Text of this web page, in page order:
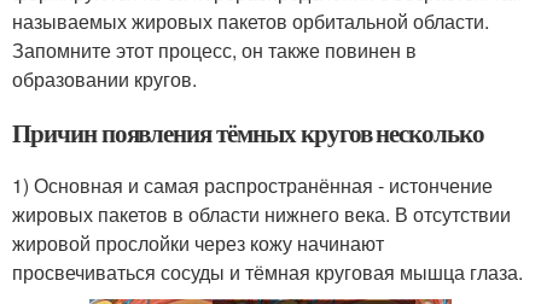
называемых жировых пакетов орбитальной области.
Запомните этот процесс, он также повинен в
образовании кругов.
Причин появления тёмных кругов несколько
1) Основная и самая распространённая - истончение
жировых пакетов в области нижнего века. В отсутствии
жировой прослойки через кожу начинают
просвечиваться сосуды и тёмная круговая мышца глаза.